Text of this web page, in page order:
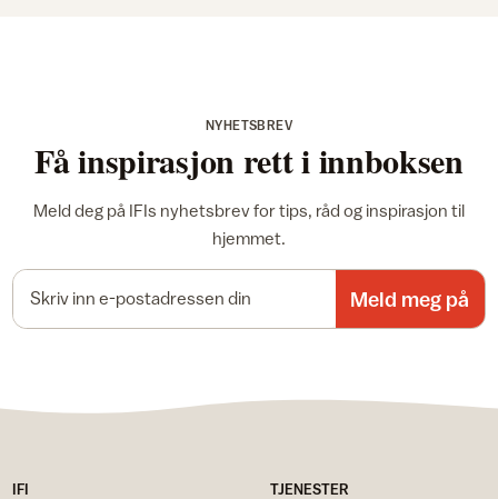
NYHETSBREV
Få inspirasjon rett i innboksen
Meld deg på IFIs nyhetsbrev for tips, råd og inspirasjon til
hjemmet.
Meld meg på
IFI
TJENESTER